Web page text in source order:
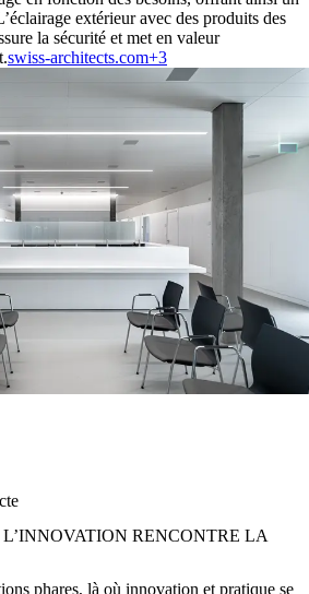
extérieur avec des produits des
la sécurité et met en valeur
swiss-architects.com+3
L’INNOVATION RENCONTRE LA
phares, là où innovation et pratique se